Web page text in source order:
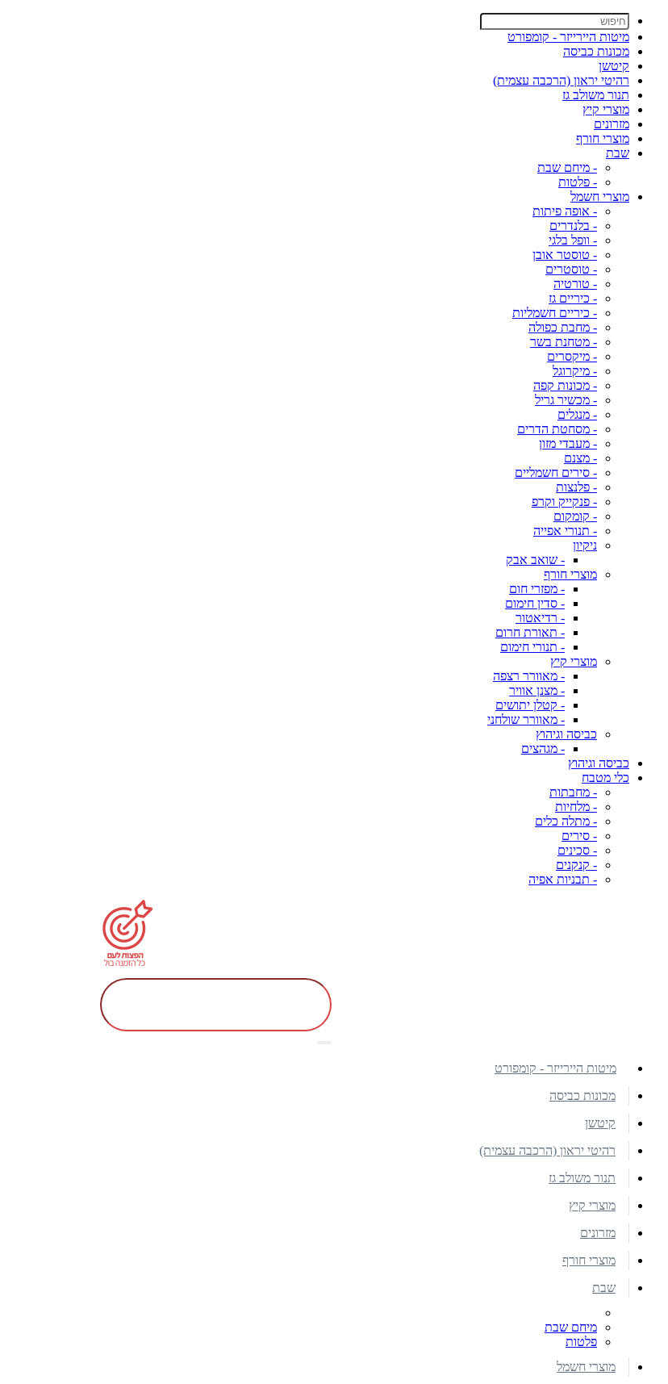
מיטות היירייזר - קומפורט
מכונות כביסה
קיטשן
רהיטי יראון (הרכבה עצמית)
תנור משולב גז
מוצרי קיץ
מזרונים
מוצרי חורף
שבת
- מיחם שבת
- פלטות
מוצרי חשמל
- אופה פיתות
- בלנדרים
- וופל בלגי
- טוסטר אובן
- טוסטרים
- טורטיה
- כיריים גז
- כיריים חשמליות
- מחבת כפולה
- מטחנת בשר
- מיקסרים
- מיקרוגל
- מכונות קפה
- מכשיר גריל
- מנגלים
- מסחטת הדרים
- מעבדי מזון
- מצנם
- סירים חשמליים
- פלנצות
- פנקייק וקרפ
- קומקום
- תנורי אפייה
ניקיון
- שואב אבק
מוצרי חורף
- מפזרי חום
- סדין חימום
- רדיאטור
- תאורת חרום
- תנורי חימום
מוצרי קיץ
- מאוורר רצפה
- מצנן אוויר
- קטלן יתושים
- מאוורר שולחני
כביסה וגיהוץ
- מגהצים
כביסה וגיהוץ
כלי מטבח
- מחבתות
- מלחיות
- מתלה כלים
- סירים
- סכינים
- קנקנים
- תבניות אפיה
מיטות היירייזר - קומפורט
מכונות כביסה
קיטשן
רהיטי יראון (הרכבה עצמית)
תנור משולב גז
מוצרי קיץ
מזרונים
מוצרי חורף
שבת
מיחם שבת
פלטות
מוצרי חשמל